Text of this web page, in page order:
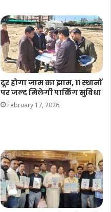
दूर होगा जाम का झाम, 11 स्थानों
पर जल्द मिलेगी पार्किंग सुविधा
February 17, 2026